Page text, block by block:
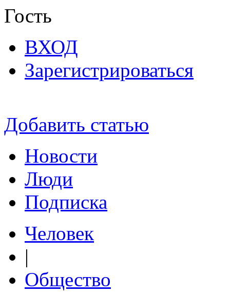
Гость
ВХОД
Зарегистрироваться
Добавить статью
Новости
Люди
Подписка
Человек
|
Общество